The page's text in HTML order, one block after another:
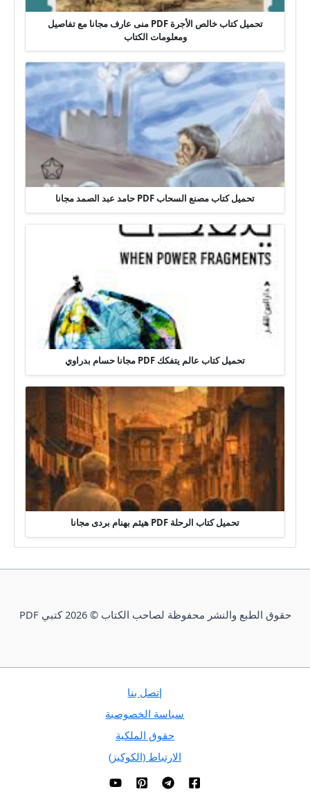
تحميل كتاب خالص الأجرة PDF منى عارف مجانا مع تفاصيل
ومعلومات الكتاب
تحميل كتاب مصنع السحاب PDF حامد عبد الصمد مجانا
تحميل كتاب عالم يتفكك PDF مجانا حسام بدراوي
تحميل كتاب الرحلة PDF هيثم بهنام بردى مجانا
حقوق الطبع والنشر محفوظة لصاحب الكتاب © 2026 كتبي PDF
إتصل بنا
سياسة الخصوصية
حقوق الملكية
الارتباط (الكوكيز)